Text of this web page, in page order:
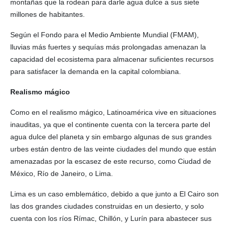
montañas que la rodean para darle agua dulce a sus siete
millones de habitantes.
Según el Fondo para el Medio Ambiente Mundial (FMAM),
lluvias más fuertes y sequías más prolongadas amenazan la
capacidad del ecosistema para almacenar suficientes recursos
para satisfacer la demanda en la capital colombiana.
Realismo mágico
Como en el realismo mágico, Latinoamérica vive en situaciones
inauditas, ya que el continente cuenta con la tercera parte del
agua dulce del planeta y sin embargo algunas de sus grandes
urbes están dentro de las veinte ciudades del mundo que están
amenazadas por la escasez de este recurso, como Ciudad de
México, Río de Janeiro, o Lima.
Lima es un caso emblemático, debido a que junto a El Cairo son
las dos grandes ciudades construidas en un desierto, y solo
cuenta con los ríos Rímac, Chillón, y Lurín para abastecer sus